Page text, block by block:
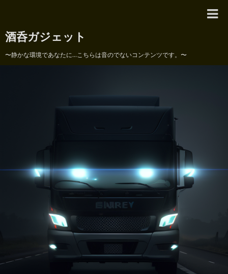
酒呑ガジェット
〜静かな環境であなたに...こちらは音のでないコンテンツです。〜